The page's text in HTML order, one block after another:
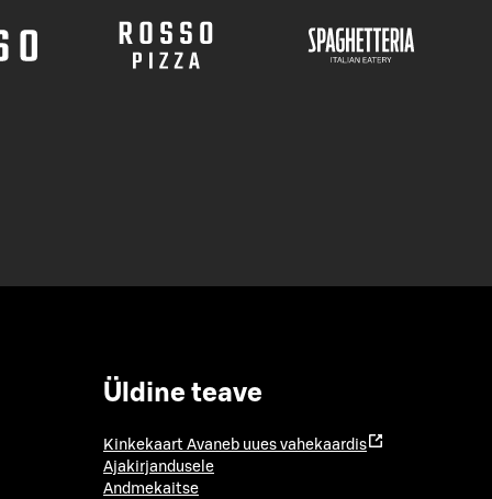
Üldine teave
Kinkekaart Avaneb uues vahekaardis
Ajakirjandusele
Andmekaitse